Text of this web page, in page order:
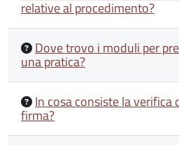
relative al procedimento?
Dove trovo i moduli per
una pratica?
In cosa consiste la verifica
firma?